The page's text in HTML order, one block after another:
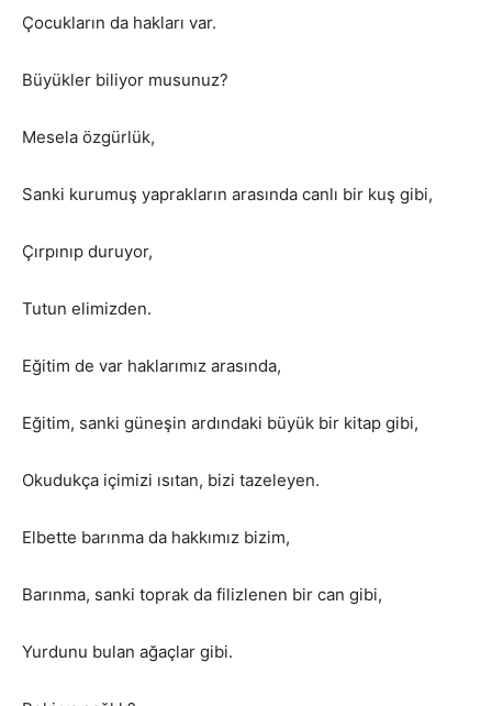
Çocukların da hakları var.
Büyükler biliyor musunuz?
Mesela özgürlük,
Sanki kurumuş yaprakların arasında canlı bir kuş gibi,
Çırpınıp duruyor,
Tutun elimizden.
Eğitim de var haklarımız arasında,
Eğitim, sanki güneşin ardındaki büyük bir kitap gibi,
Okudukça içimizi ısıtan, bizi tazeleyen.
Elbette barınma da hakkımız bizim,
Barınma, sanki toprak da filizlenen bir can gibi,
Yurdunu bulan ağaçlar gibi.